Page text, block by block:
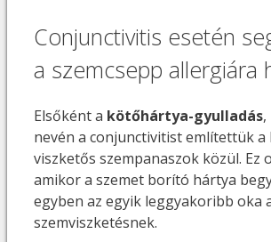
Conjunctivitis esetén
a szemcsepp allergiára
Elsőként a kötőhártya-gyulladás
nevén a conjunctivitist említettük a
viszketős szempanaszok közül. Ez
amikor a szemet borító hártya
egyben az egyik leggyakoribb oka
szemviszketésnek.